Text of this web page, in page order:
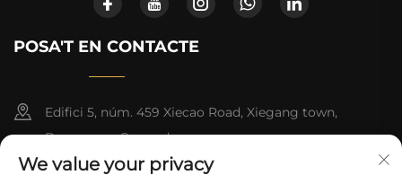
POSA'T EN CONTACTE
Edifici 5, núm. 459 Xiecao Road, Xiegang town,
Dongguan, Guangdong
We value your privacy